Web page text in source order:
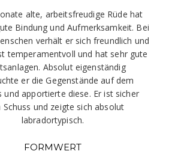
alte, arbeitsfreudige Rüde hat
Bindung und Aufmerksamkeit. Bei
verhält er sich freundlich und
temperamentvoll und hat sehr gute
Absolut eigenständig
er die Gegenstände auf dem
und apportierte diese. Er ist sicher
Schuss und zeigte sich absolut
labradortypisch.
FORMWERT